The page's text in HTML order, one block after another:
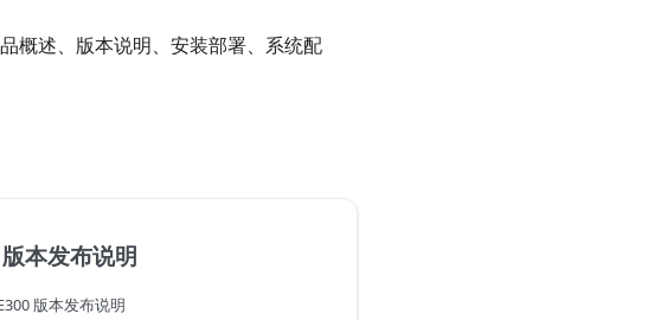
概述、版本说明、安装部署、系统配
版本发布说明
版本发布说明